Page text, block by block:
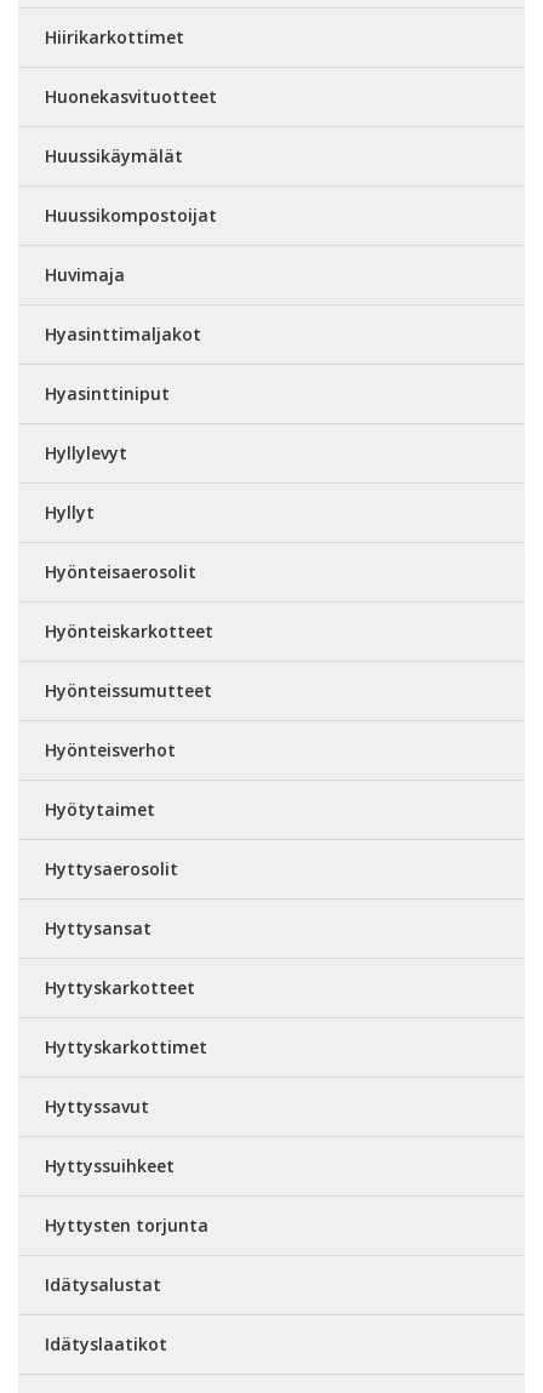
Hiirikarkottimet
Huonekasvituotteet
Huussikäymälät
Huussikompostoijat
Huvimaja
Hyasinttimaljakot
Hyasinttiniput
Hyllylevyt
Hyllyt
Hyönteisaerosolit
Hyönteiskarkotteet
Hyönteissumutteet
Hyönteisverhot
Hyötytaimet
Hyttysaerosolit
Hyttysansat
Hyttyskarkotteet
Hyttyskarkottimet
Hyttyssavut
Hyttyssuihkeet
Hyttysten torjunta
Idätysalustat
Idätyslaatikot